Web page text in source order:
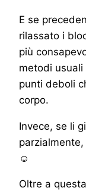
E se
rilassato i
più
metodi
punti deboli
corpo.
Invece, se li
☺
Oltre a